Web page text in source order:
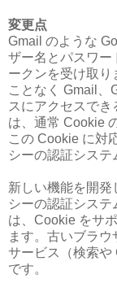
変更点
Gmail のような
ザー名とパスワー
ークンを受け取り
ことなく Gmail、
スにアクセスで
は、通常 Cookie
この Cookie に対
シーの認証システ
新しい機能を開
シーの認証シス
は、Cookie をサ
ます。古いブラ
サービス（検索や
です。